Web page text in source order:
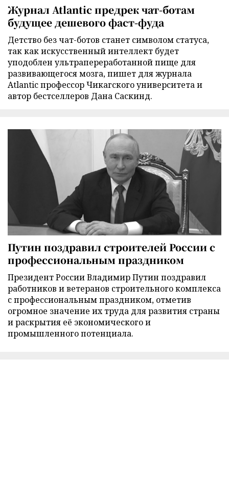
Журнал Atlantic предрек чат-ботам
будущее дешевого фаст-фуда
Детство без чат-ботов станет символом статуса,
так как искусственный интеллект будет
уподоблен ультрапереработанной пище для
развивающегося мозга, пишет для журнала
Atlantic профессор Чикагского университета и
автор бестселлеров Дана Саскинд.
Путин поздравил строителей России с
профессиональным праздником
Президент России Владимир Путин поздравил
работников и ветеранов строительного комплекса
с профессиональным праздником, отметив
огромное значение их труда для развития страны
и раскрытия её экономического и
промышленного потенциала.